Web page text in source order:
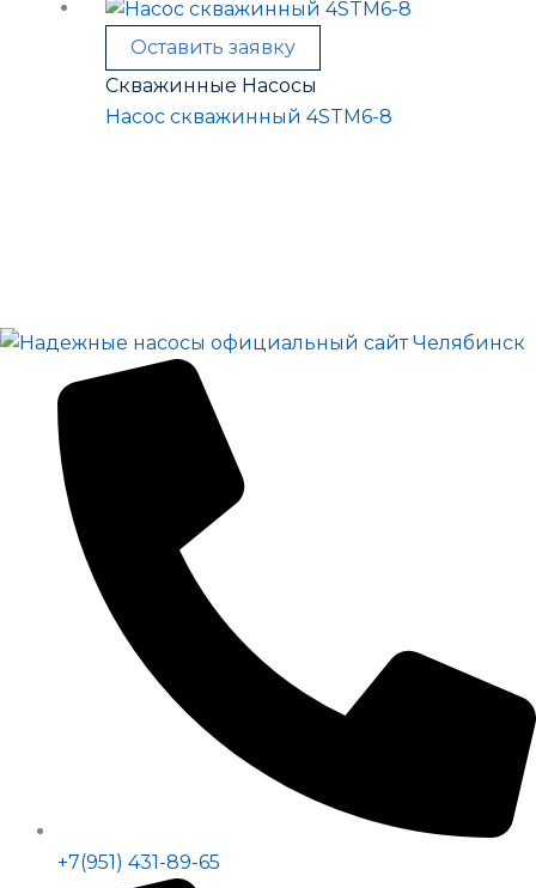
Оставить заявку
Скважинные Насосы
Насос скважинный 4STM6-8
+7(951) 431-89-65